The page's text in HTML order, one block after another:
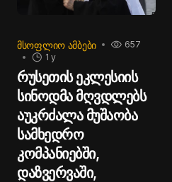
ᲛᲡᲝᲤᲚᲘᲝ ᲐᲛᲑᲔᲑᲘ
1 y
657
რუსეთის ეკლესიის
სინოდმა მღვდლებს
აუკრძალა მუშაობა
სამხედრო
კომპანიებში,
დაზვერვაში,